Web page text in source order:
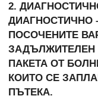
2.
ДИАГНОСТИЧНО
ПОСОЧЕНИТЕ
ЗАДЪЛЖИТЕЛЕН
ПАКЕТА ОТ
КОИТО СЕ
ПЪТЕКА.